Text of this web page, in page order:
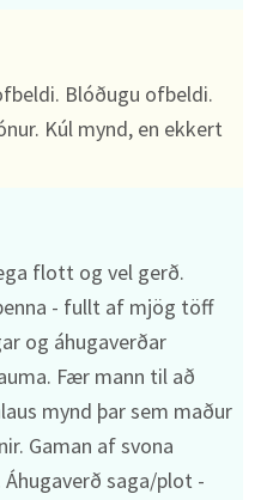
Blóðugu ofbeldi.
Kúl mynd, en ekkert
flott og vel gerð.
- fullt af mjög töff
og áhugaverðar
Fær mann til að
mynd þar sem maður
Gaman af svona
saga/plot -